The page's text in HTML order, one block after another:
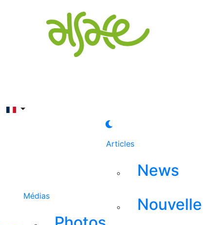
Médias
Articles
News
Nouvelle